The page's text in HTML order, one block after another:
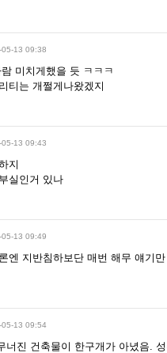
05-13 09:38
미치게했을 듯 ㅋㅋㅋ
티는 개쩔게나왔겠지
05-13 09:43
지
실인거 있나
05-13 09:49
엔 지반침하보단 매번 해무 얘기
05-13 09:54
너진 건축물이 한구개가 아녔음.